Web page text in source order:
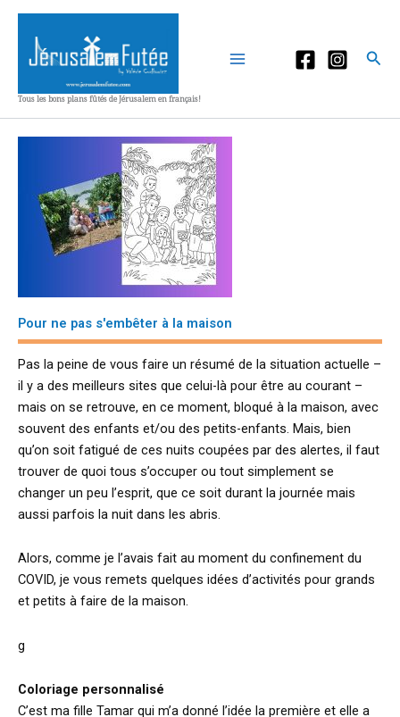
Aller
contenu
Tous les bons plans fûtés de Jérusalem en français!
Pour ne pas s'embêter à la maison
Pas la peine de vous faire un résumé de la situation actuelle –
il y a des meilleurs sites que celui-là pour être au courant –
mais on se retrouve, en ce moment, bloqué à la maison, avec
souvent des enfants et/ou des petits-enfants. Mais, bien
qu’on soit fatigué de ces nuits coupées par des alertes, il faut
trouver de quoi tous s’occuper ou tout simplement se
changer un peu l’esprit, que ce soit durant la journée mais
aussi parfois la nuit dans les abris.
Alors, comme je l’avais fait au moment du confinement du
COVID, je vous remets quelques idées d’activités pour grands
et petits à faire de la maison.
g
Coloriage personnalisé
C’est ma fille Tamar qui m’a donné l’idée la première et elle a